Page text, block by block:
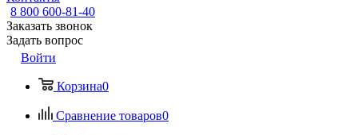
8 800 600-81-40
Заказать звонок
Задать вопрос
Войти
Корзина0
Сравнение товаров0